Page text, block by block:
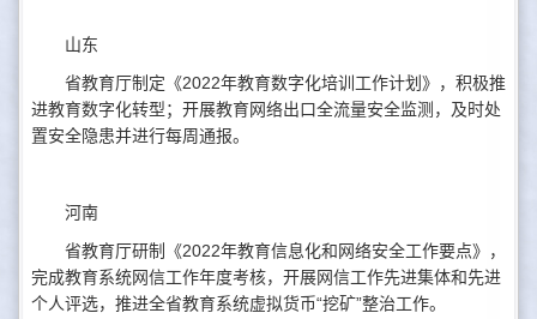
山东
省教育厅制定《2022年教育数字化培训工作计划》，积极推
进教育数字化转型；开展教育网络出口全流量安全监测，及时处
置安全隐患并进行每周通报。
河南
省教育厅研制《2022年教育信息化和网络安全工作要点》，
完成教育系统网信工作年度考核，开展网信工作先进集体和先进
个人评选，推进全省教育系统虚拟货币“挖矿”整治工作。